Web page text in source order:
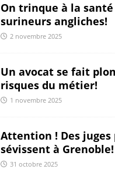
On trinque à la santé
surineurs angliches!
2 novembre 2025
Un avocat se fait
risques du métier!
1 novembre 2025
Attention ! Des juges
sévissent à Grenoble!
31 octobre 2025